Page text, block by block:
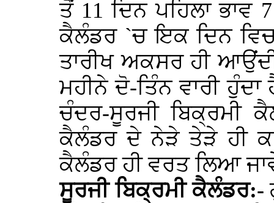
ਤੋਂ 11 ਦਿਨ ਪਹਿਲਾ
ਕੈਲੰਡਰ `ਚ ਇਕ ਦਿਨ ਵਿਚ
ਤਾਰੀਖ ਅਕਸਰ ਹੀ
ਮਹੀਨੇ ਦੋ-ਤਿੰਨ ਵਾਰੀ
ਚੰਦਰ-ਸੂਰਜੀ ਬਿਕ੍ਰਮੀ
ਕੈਲੰਡਰ ਦੇ ਨੇੜੇ ਤੇੜੇ ਹੀ
ਕੈਲੰਡਰ ਹੀ ਵਰਤ ਲਿਆ
ਸੂਰਜੀ ਬਿਕ੍ਰਮੀ ਕੈਲੰਡਰ:-